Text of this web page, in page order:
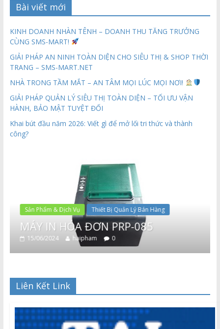
Bài viết mới
KINH DOANH NHÀN TÊNH – DOANH THU TĂNG TRƯỞNG
CÙNG SMS-MART!
GIẢI PHÁP AN NINH TOÀN DIỆN CHO SIÊU THỊ & SHOP THỜI
TRANG – SMS-MART.NET
NHÀ TRONG TẦM MẮT – AN TÂM MỌI LÚC MỌI NƠI!
GIẢI PHÁP QUẢN LÝ SIÊU THỊ TOÀN DIỆN – TỐI ƯU VẬN
HÀNH, BẢO MẬT TUYỆT ĐỐI
Khai bút đầu năm 2026: Viết gì để mở lối tri thức và thành
công?
Sản Phẩm & Dịch Vụ Thiết Bị Quản Lý Bán Hàng
MÁY IN HÓA ĐƠN PRP-085
15/06/2024 haipham 0
Liên Kết Link